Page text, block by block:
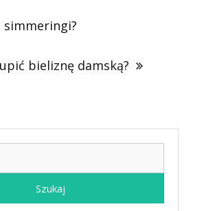
simmeringi?
bieliznę damską?